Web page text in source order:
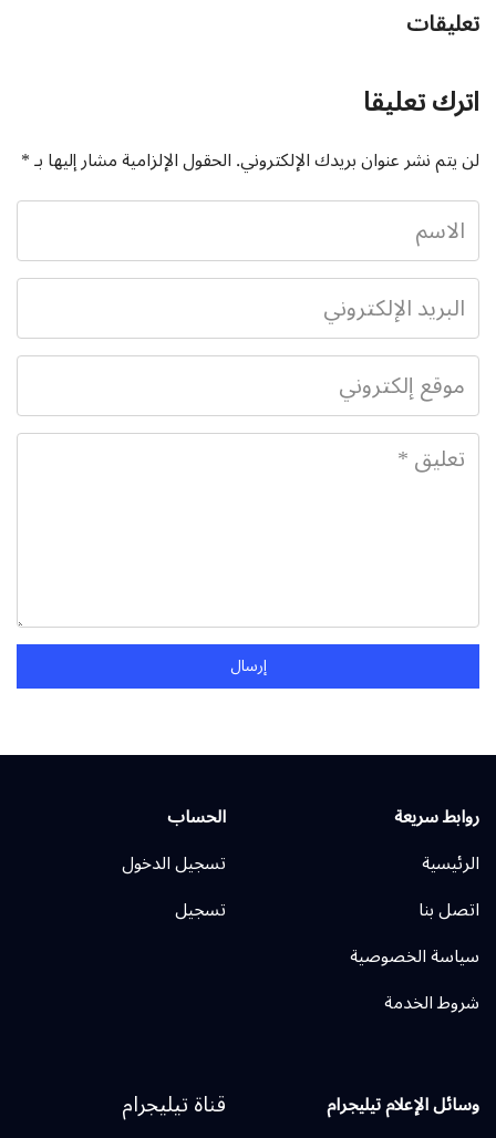
تعليقات
اترك تعليقا
لن يتم نشر عنوان بريدك الإلكتروني.الحقول الإلزامية مشار إليها بـ*
إرسال
روابط سريعة
الرئيسية
اتصل بنا
سياسة الخصوصية
شروط الخدمة
الحساب
تسجيل الدخول
تسجيل
وسائل الإعلام تيليجرام
قناة تيليجرام